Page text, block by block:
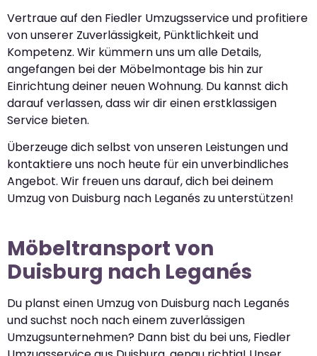
Vertraue auf den Fiedler Umzugsservice und profitiere
von unserer Zuverlässigkeit, Pünktlichkeit und
Kompetenz. Wir kümmern uns um alle Details,
angefangen bei der Möbelmontage bis hin zur
Einrichtung deiner neuen Wohnung. Du kannst dich
darauf verlassen, dass wir dir einen erstklassigen
Service bieten.
Überzeuge dich selbst von unseren Leistungen und
kontaktiere uns noch heute für ein unverbindliches
Angebot. Wir freuen uns darauf, dich bei deinem
Umzug von Duisburg nach Leganés zu unterstützen!
Möbeltransport von
Duisburg nach Leganés
Du planst einen Umzug von Duisburg nach Leganés
und suchst noch nach einem zuverlässigen
Umzugsunternehmen? Dann bist du bei uns, Fiedler